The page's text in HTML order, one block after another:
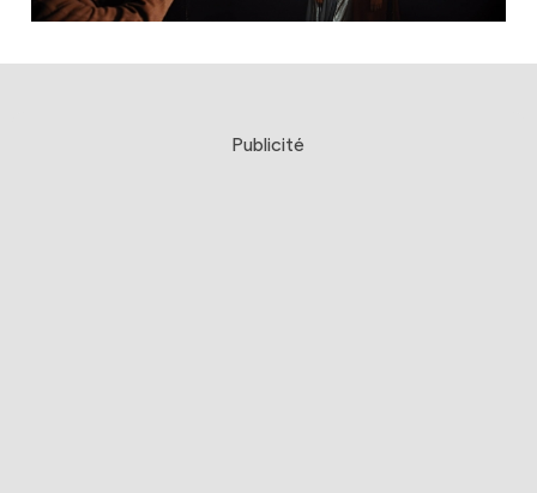
Publicité